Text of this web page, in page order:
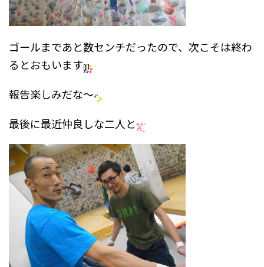
ゴールまであと数センチだったので、次こそは終わ
るとおもいます
報告楽しみだな～
最後に最近仲良しな二人と